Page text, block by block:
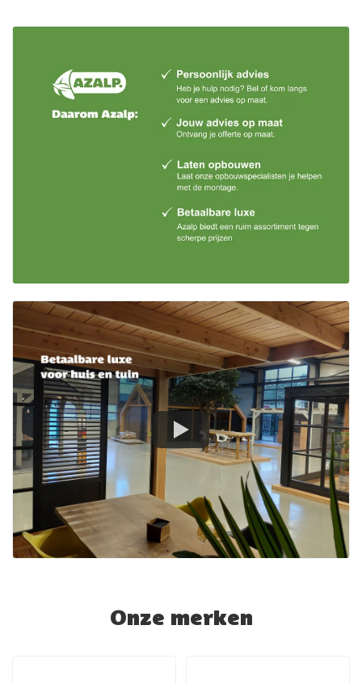
Onze merken